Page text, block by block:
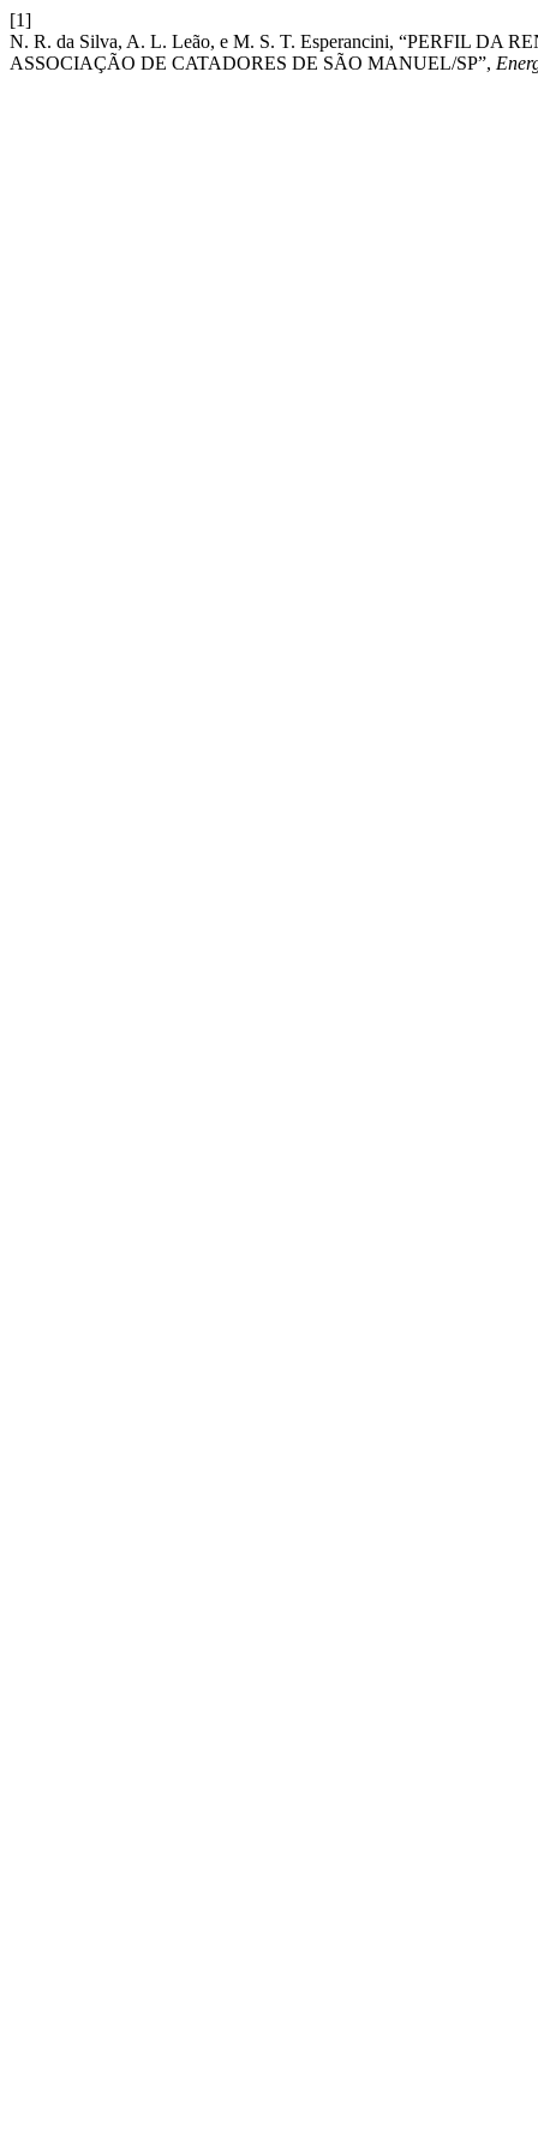
[1]
N. R. da Silva, A. L. Leão, e M. S. T. Esperancini, “PERFIL DA
ASSOCIAÇÃO DE CATADORES DE SÃO MANUEL/SP”,